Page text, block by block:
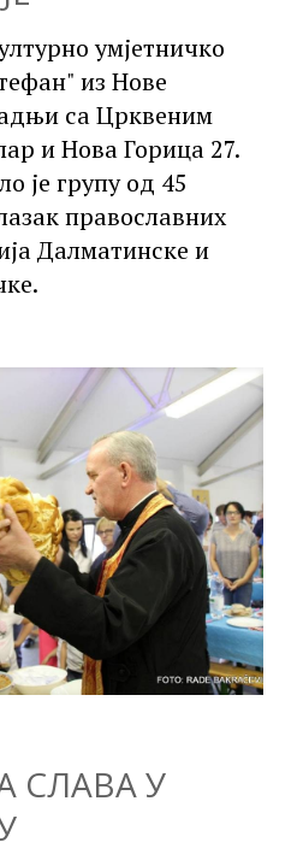
умјетничко
из Нове
са Црквеним
и Нова Горица 27.
је групу од 45
православних
Далматинске и
СЛАВА У